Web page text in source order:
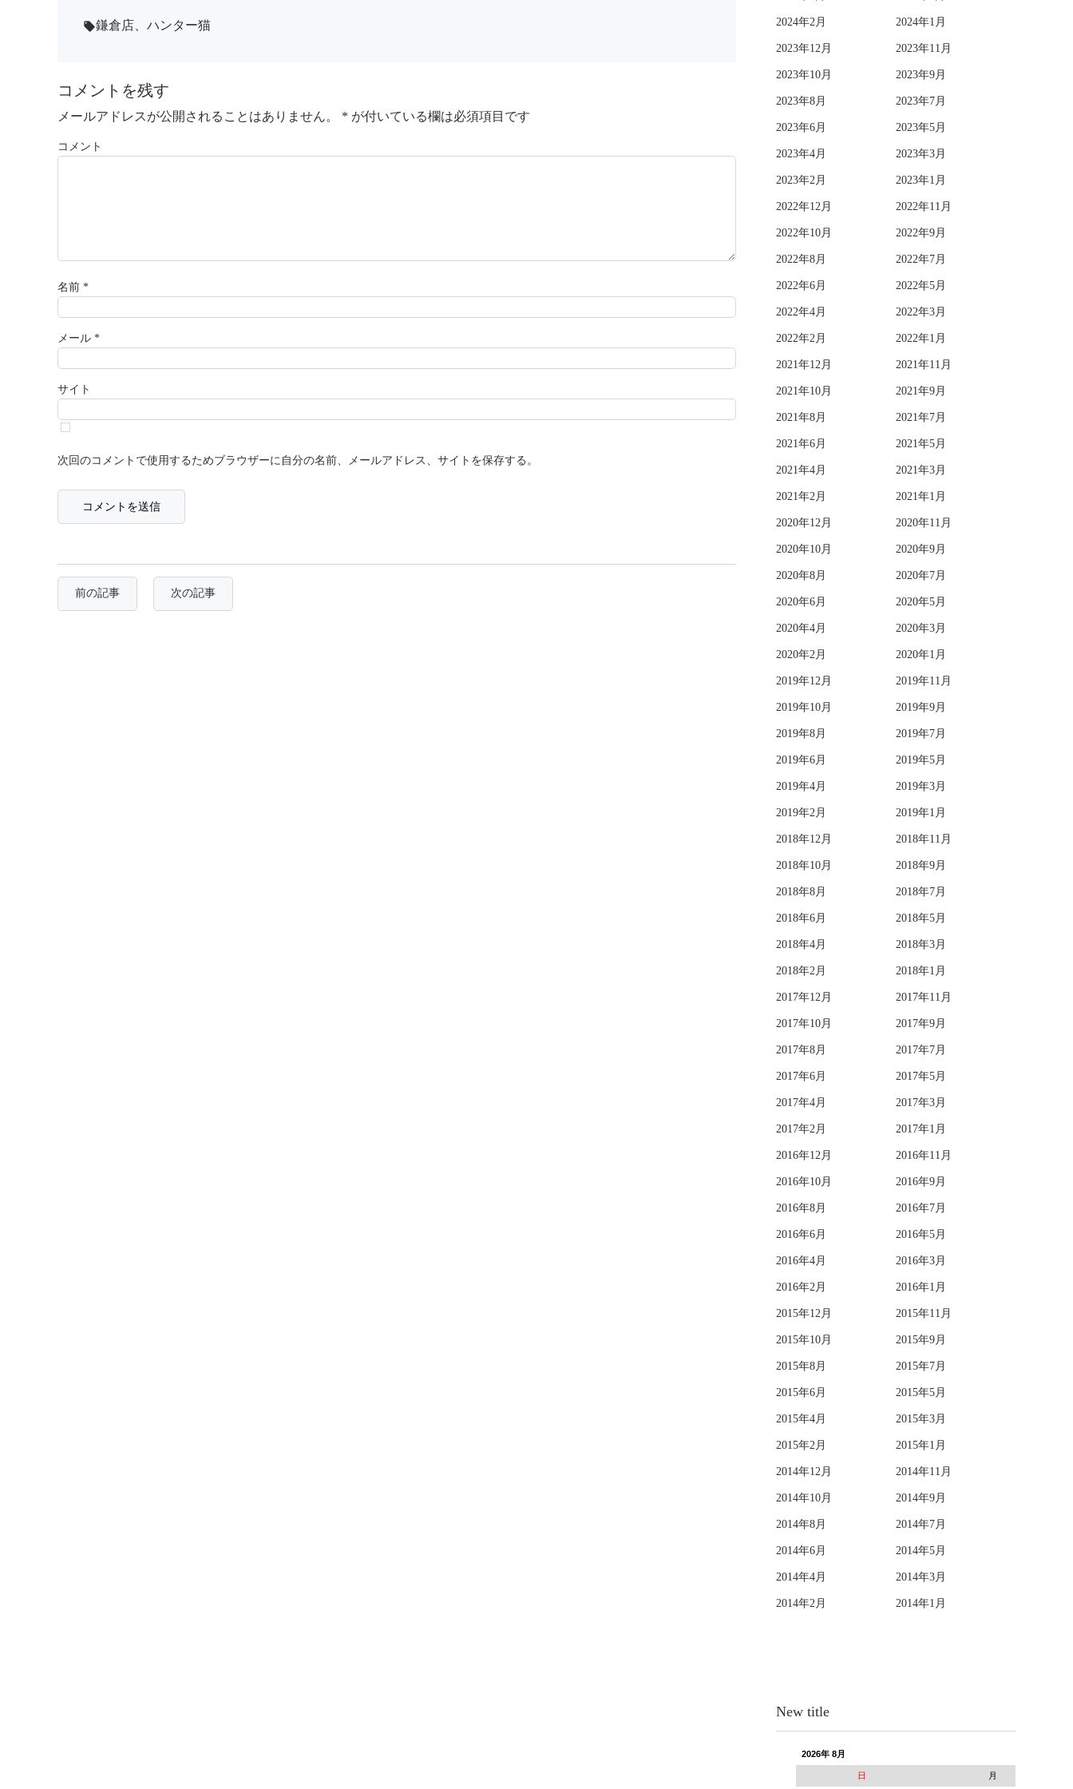
local_offer鎌倉店 ハンター猫
コメントを残す
メールアドレスが公開されることはありません。 * が付いている欄は必須項目です
コメント
名前 *
メール *
サイト
次回のコメントで使用するためブラウザーに自分の名前、メールアドレス、サイトを保存する。
2024年2月 2024年1月
2023年12月 2023年11月
2023年10月 2023年9月
2023年8月 2023年7月
2023年6月 2023年5月
2023年4月 2023年3月
2023年2月 2023年1月
2022年12月 2022年11月
2022年10月 2022年9月
2022年8月 2022年7月
2022年6月 2022年5月
2022年4月 2022年3月
2022年2月 2022年1月
2021年12月 2021年11月
2021年10月 2021年9月
2021年8月 2021年7月
2021年6月 2021年5月
2021年4月 2021年3月
2021年2月 2021年1月
2020年12月 2020年11月
2020年10月 2020年9月
2020年8月 2020年7月
2020年6月 2020年5月
2020年4月 2020年3月
2020年2月 2020年1月
2019年12月 2019年11月
2019年10月 2019年9月
2019年8月 2019年7月
2019年6月 2019年5月
2019年4月 2019年3月
2019年2月 2019年1月
2018年12月 2018年11月
2018年10月 2018年9月
2018年8月 2018年7月
2018年6月 2018年5月
2018年4月 2018年3月
2018年2月 2018年1月
2017年12月 2017年11月
2017年10月 2017年9月
2017年8月 2017年7月
2017年6月 2017年5月
2017年4月 2017年3月
2017年2月 2017年1月
2016年12月 2016年11月
2016年10月 2016年9月
2016年8月 2016年7月
2016年6月 2016年5月
2016年4月 2016年3月
2016年2月 2016年1月
2015年12月 2015年11月
2015年10月 2015年9月
2015年8月 2015年7月
2015年6月 2015年5月
2015年4月 2015年3月
2015年2月 2015年1月
2014年12月 2014年11月
2014年10月 2014年9月
2014年8月 2014年7月
2014年6月 2014年5月
2014年4月 2014年3月
2014年2月 2014年1月
New title
2026年 8月
日 月